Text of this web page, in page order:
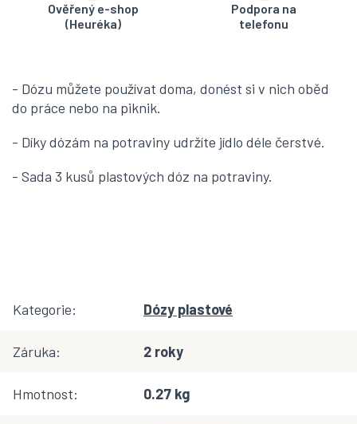
Ověřený e-shop
(Heuréka)
Podpora na
telefonu
- Dózu můžete používat doma, donést si v nich oběd
do práce nebo na piknik.
- Díky dózám na potraviny udržíte jídlo déle čerstvé.
- Sada 3 kusů plastových dóz na potraviny.
Kategorie: Dózy plastové
Záruka: 2 roky
Hmotnost: 0.27 kg